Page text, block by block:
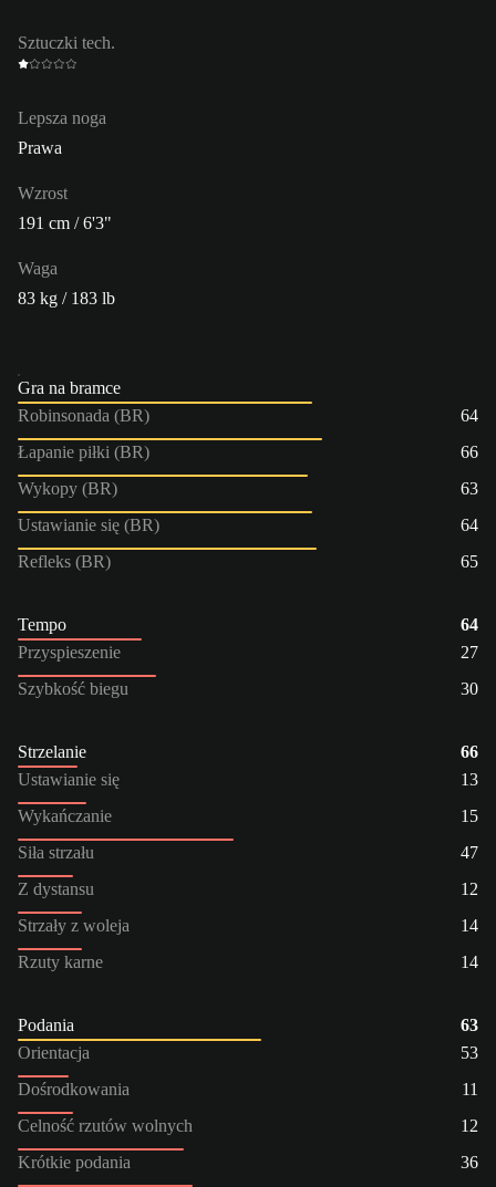
Sztuczki tech.
Lepsza noga
Prawa
Wzrost
191 cm / 6'3"
Waga
83 kg / 183 lb
Gra na bramce
Robinsonada (BR)
64
Łapanie piłki (BR)
66
Wykopy (BR)
63
Ustawianie się (BR)
64
Refleks (BR)
65
Tempo
64
Przyspieszenie
27
Szybkość biegu
30
Strzelanie
66
Ustawianie się
13
Wykańczanie
15
Siła strzału
47
Z dystansu
12
Strzały z woleja
14
Rzuty karne
14
Podania
63
Orientacja
53
Dośrodkowania
11
Celność rzutów wolnych
12
Krótkie podania
36